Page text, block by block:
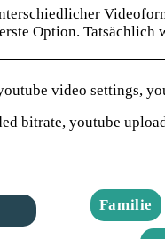
Option.
video settings,
bitrate, youtube
Familie